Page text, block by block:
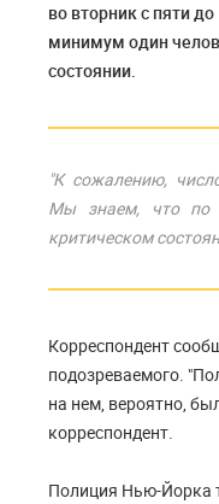
во вторник с пяти
минимум один
состоянии.
"К сожалению,
Мы знаем, что по
критическом
Корреспондент
подозреваемого.
на нем, вероятно,
корреспондент.
Полиция Нью-Йорка